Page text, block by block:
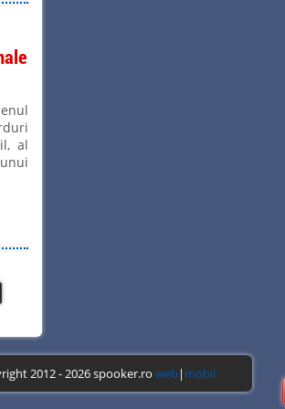
al
2012 - 2026 spooker.ro web| mobil